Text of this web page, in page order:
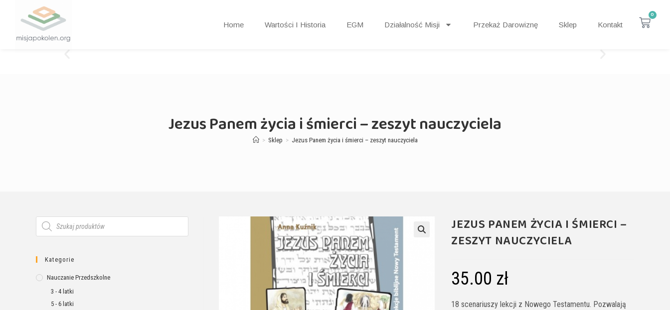
Home Wartości I Historia EGM Działalność Misji Przekaż Darowiznę Sklep Kontakt
0
Jezus Panem życia i śmierci – zeszyt nauczyciela
> Sklep > Jezus Panem życia i śmierci – zeszyt nauczyciela
JEZUS PANEM ŻYCIA I ŚMIERCI –
ZESZYT NAUCZYCIELA
35.00 zł
18 scenariuszy lekcji z Nowego Testamentu. Pozwalają
Kategorie
Nauczanie Przedszkolne
3 - 4 latki
5 - 6 latki